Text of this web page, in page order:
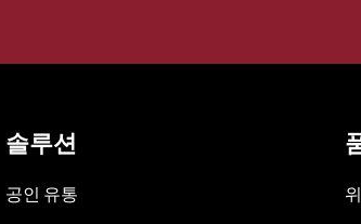
솔루션
공인 유통